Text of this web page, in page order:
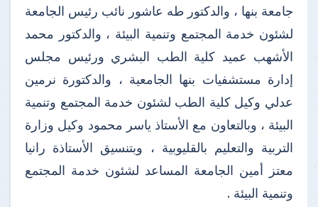
جامعة بنها ، والدكتور طه عاشور نائب رئيس الجامعة
لشئون خدمة المجتمع وتنمية البيئة ، والدكتور محمد
الأشهب عميد كلية الطب البشري ورئيس مجلس
إدارة مستشفيات بنها الجامعية ، والدكتورة نرمين
عدلي وكيل كلية الطب لشئون خدمة المجتمع وتنمية
البيئة ، وبالتعاون مع الأستاذ ياسر محمود وكيل وزارة
التربية والتعليم بالقليوبية ، وبتنسيق الأستاذة رانيا
معتز أمين الجامعة المساعد لشئون خدمة المجتمع
وتنمية البيئة .